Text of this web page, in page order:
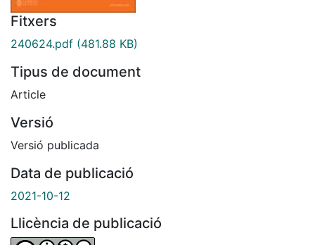
Fitxers
240624.pdf (481.88 KB)
Tipus de document
Article
Versió
Versió publicada
Data de publicació
2021-10-12
Llicència de publicació